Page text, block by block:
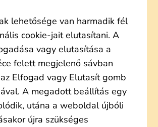
lehetősége van harmadik fél
cookie-jait elutasítani. A
vagy elutasítása a
felett megjelenő sávban
Elfogad vagy Elutasít gomb
A megadott beállítás egy
utána a weboldal újbóli
újra szükséges